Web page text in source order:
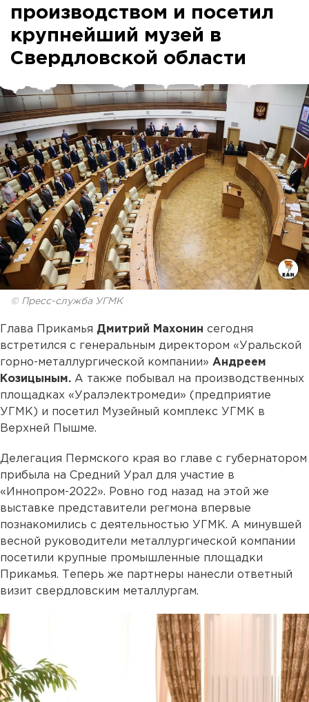
производством и посетил
крупнейший музей в
Свердловской области
© Пресс-служба УГМК
Глава Прикамья Дмитрий Махонин сегодня
встретился с генеральным директором «Уральской
горно-металлургической компании» Андреем
Козицыным. А также побывал на производственных
площадках «Уралэлектромеди» (предприятие
УГМК) и посетил Музейный комплекс УГМК в
Верхней Пышме.
Делегация Пермского края во главе с губернатором
прибыла на Средний Урал для участие в
«Иннопром-2022». Ровно год назад на этой же
выставке представители регмона впервые
познакомились с деятельностью УГМК. А минувшей
весной руководители металлургической компании
посетили крупные промышленные площадки
Прикамья. Теперь же партнеры нанесли ответный
визит свердловским металлургам.